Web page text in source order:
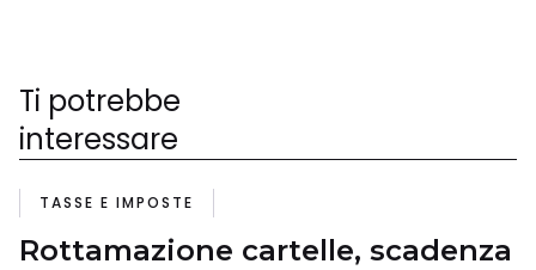
Ti potrebbe
interessare
TASSE E IMPOSTE
Rottamazione cartelle, scadenza